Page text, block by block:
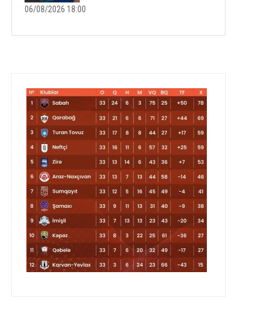
06/08/2026 18:00